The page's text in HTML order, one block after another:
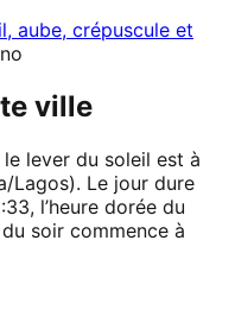
aube, crépuscule et
ville
lever du soleil est à
Lagos). Le jour dure
l’heure dorée du
soir commence à